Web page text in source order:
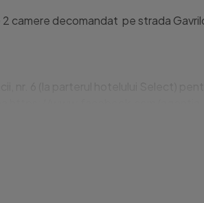
camere decomandat  pe strada